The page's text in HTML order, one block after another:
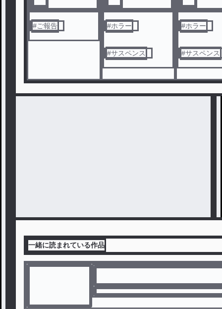
#ご報告 #ホラー
#サスペンス
#ホラー
#サスペンス
一緒に読まれている作品